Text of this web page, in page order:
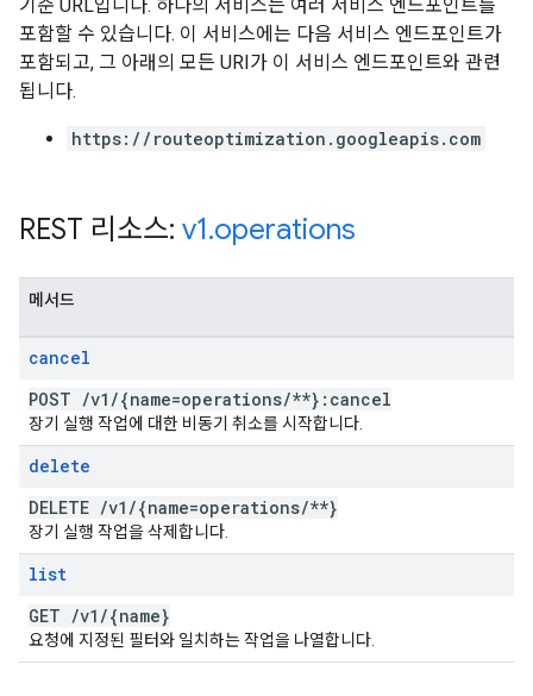
기준 URL입니다. 하나의 서비스는 여러 서비스 엔드포인트를
포함할 수 있습니다. 이 서비스에는 다음 서비스 엔드포인트가
포함되고, 그 아래의 모든 URI가 이 서비스 엔드포인트와 관련
됩니다.
https://routeoptimization.googleapis.com
REST 리소스: v1.operations
메서드
cancel
POST /v1 /{name=operations/**}:cancel
장기 실행 작업에 대한 비동기 취소를 시작합니다.
delete
DELETE /v1 /{name=operations/**}
장기 실행 작업을 삭제합니다.
list
GET /v1 /{name}
요청에 지정된 필터와 일치하는 작업을 나열합니다.